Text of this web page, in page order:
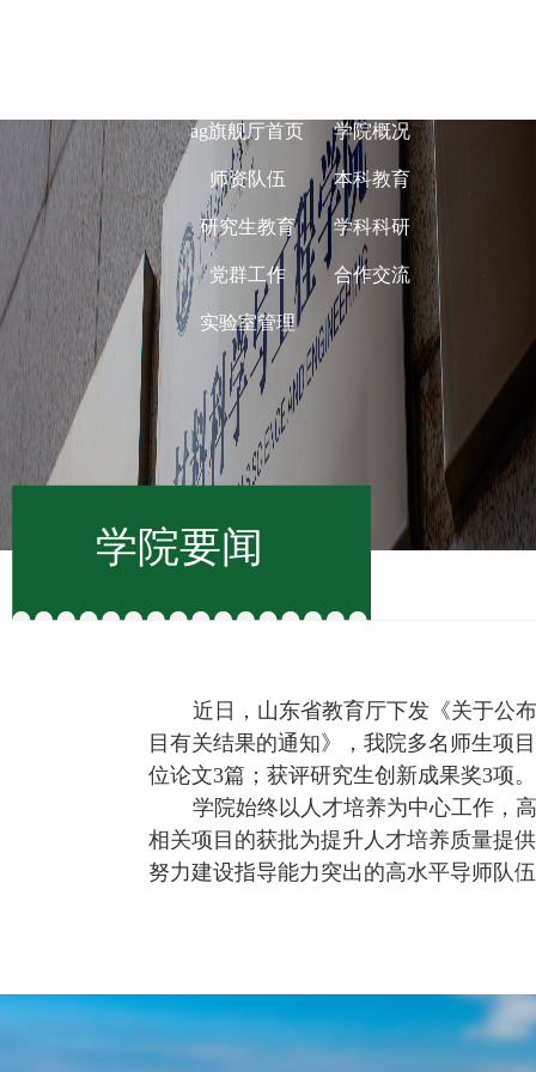
ag旗舰厅首页 学院概况
师资队伍 本科教育
研究生教育 学科科研
党群工作 合作交流
实验室管理
学院要闻
近日，山东省教育厅下发《关于公
目有关结果的通知》，我院多名师生项
位论文3篇；获评研究生创新成果奖3项。
学院始终以人才培养为中心工作，
相关项目的获批为提升人才培养质量提
努力建设指导能力突出的高水平导师队